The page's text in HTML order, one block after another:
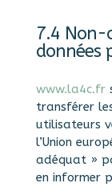
7.4 Non-
données
www.la4c.fr
transférer
utilisateurs
l’Union
adéquat »
en informer